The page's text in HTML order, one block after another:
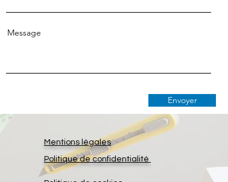
Message
Envoyer
Mentions légales
Politique de confidentialité